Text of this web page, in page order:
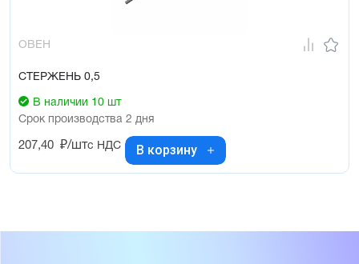
ОВЕН
СТЕРЖЕНЬ 0,5
В наличии 10 шт
Срок производства 2 дня
207,40 ₽/штс НДС В корзину